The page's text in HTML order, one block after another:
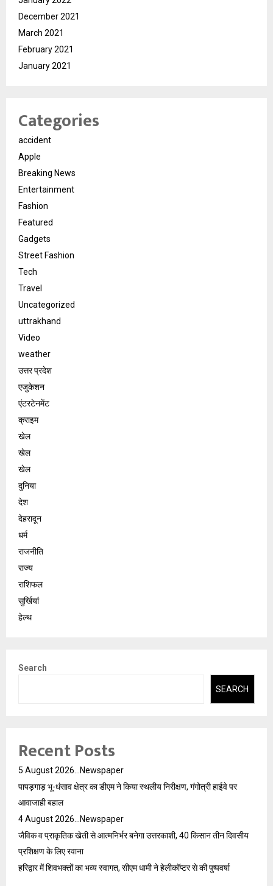
December 2021
March 2021
February 2021
January 2021
Categories
accident
Apple
Breaking News
Entertainment
Fashion
Featured
Gadgets
Street Fashion
Tech
Travel
Uncategorized
uttrakhand
Video
weather
उत्तर प्रदेश
एजुकेशन
एंटरटेनमेंट
क्राइम
खेल
खेल
खेल
दुनिया
देश
देहरादून
धर्म
राजनीति
राज्य
राशिफल
सुर्खियां
हेल्थ
Search
SEARCH
Recent Posts
5 August 2026…Newspaper
पापड़गाड़ भू-धंसाव क्षेत्र का डीएम ने किया स्थलीय निरीक्षण, गंगोत्री हाईवे पर
आवाजाही बहाल
4 August 2026…Newspaper
जैविक व प्राकृतिक खेती से आत्मनिर्भर बनेगा उत्तरकाशी, 40 किसान तीन दिवसीय
प्रशिक्षण के लिए रवाना
हरिद्वार में शिवभक्तों का भव्य स्वागत, सीएम धामी ने हेलीकॉप्टर से की पुष्पवर्षा